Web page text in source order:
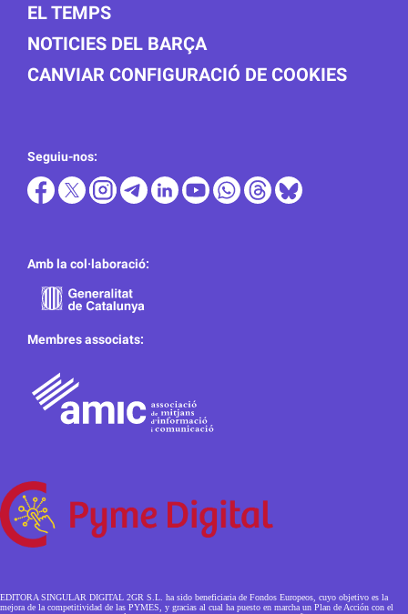
EL TEMPS
NOTICIES DEL BARÇA
CANVIAR CONFIGURACIÓ DE COOKIES
Seguiu-nos:
Amb la col·laboració:
Membres associats:
EDITORA SINGULAR DIGITAL 2GR S.L. ha sido beneficiaria de Fondos Europeos, cuyo objetivo es la
mejora de la competitividad de las PYMES, y gracias al cual ha puesto en marcha un Plan de Acción con el